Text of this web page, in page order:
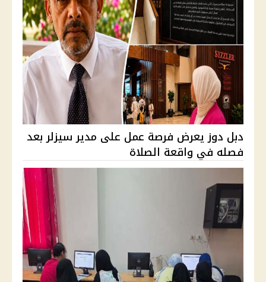
دبل دوز يعرض فرصة عمل على مدير سيزلر بعد
فصله في واقعة الصلاة